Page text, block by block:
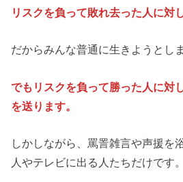
リスクを負って敗れ去った人に対
だからみんな普通に生きようとしま
でもリスクを負って勝った人に対
を送ります。
しかしながら、罵詈雑言や声援を
人やテレビに出る人たちだけです。